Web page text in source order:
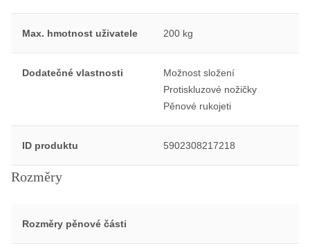
Max. hmotnost uživatele 200 kg
Dodatečné vlastnosti
Možnost složení
Protiskluzové nožičky
Pěnové rukojeti
ID produktu 5902308217218
Rozměry
Rozměry pěnové části